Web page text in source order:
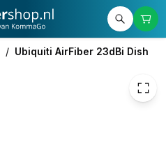
/ Ubiquiti AirFiber 23dBi Dish